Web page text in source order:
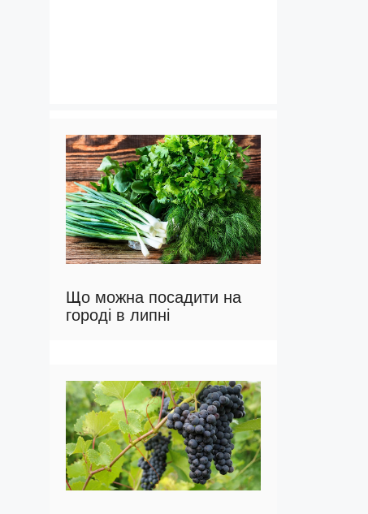
Що можна посадити на
городі в липні